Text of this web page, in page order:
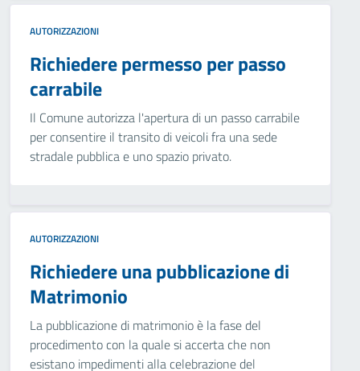
AUTORIZZAZIONI
Richiedere permesso per passo
carrabile
Il Comune autorizza l'apertura di un passo carrabile
per consentire il transito di veicoli fra una sede
stradale pubblica e uno spazio privato.
AUTORIZZAZIONI
Richiedere una pubblicazione di
Matrimonio
La pubblicazione di matrimonio è la fase del
procedimento con la quale si accerta che non
esistano impedimenti alla celebrazione del